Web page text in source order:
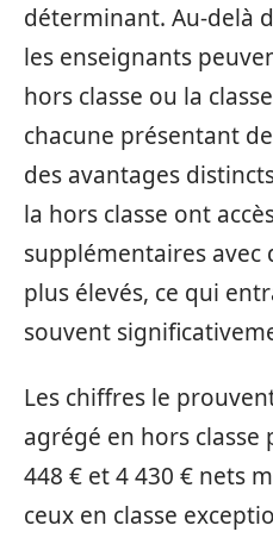
déterminant. Au-delà
les enseignants
hors classe ou la
chacune présentant
des avantages
la hors classe ont
supplémentaires avec
plus élevés, ce qui
souvent
Les chiffres le
agrégé en hors
448 € et 4 430 € nets
ceux en classe